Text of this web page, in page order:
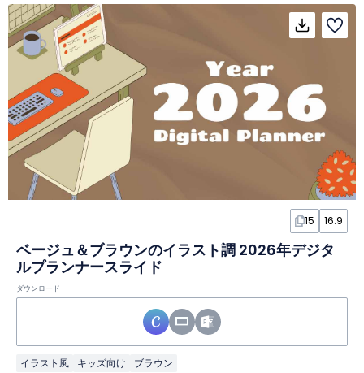
15 16:9
ベージュ＆ブラウンのイラスト調 2026年デジタ
ルプランナースライド
ダウンロード
イラスト風 キッズ向け ブラウン